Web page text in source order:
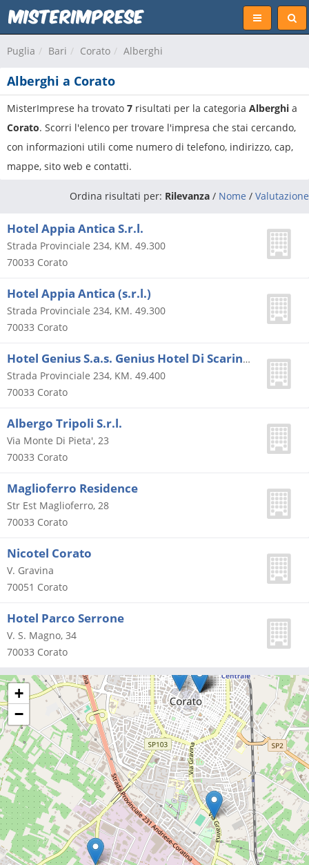
Puglia Bari Corato Alberghi
Alberghi a Corato
MisterImprese ha trovato 7 risultati per la categoria Alberghi a
Corato. Scorri l'elenco per trovare l'impresa che stai cercando,
con informazioni utili come numero di telefono, indirizzo, cap,
mappe, sito web e contatti.
Ordina risultati per: Rilevanza / Nome / Valutazione
Hotel Appia Antica S.r.l.
Strada Provinciale 234, KM. 49.300
70033 Corato
Hotel Appia Antica (s.r.l.)
Strada Provinciale 234, KM. 49.300
70033 Corato
Hotel Genius S.a.s. Genius Hotel Di Scaringella Gennaro & C. Sas
Strada Provinciale 234, KM. 49.400
70033 Corato
Albergo Tripoli S.r.l.
Via Monte Di Pieta', 23
70033 Corato
Maglioferro Residence
Str Est Maglioferro, 28
70033 Corato
Nicotel Corato
V. Gravina
70051 Corato
Hotel Parco Serrone
V. S. Magno, 34
70033 Corato
+
−